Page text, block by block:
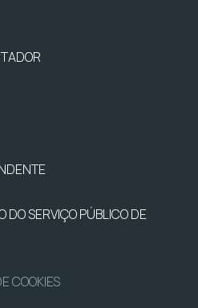
DO SERVIÇO PÚBLICO DE
COOKIES